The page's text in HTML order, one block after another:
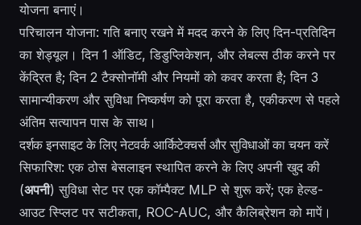
योजना बनाएं।
परिचालन योजना: गति बनाए रखने में मदद करने के लिए दिन-प्रतिदिन
का शेड्यूल। दिन 1 ऑडिट, डिडुप्लिकेशन, और लेबल्स ठीक करने पर
केंद्रित है; दिन 2 टैक्सोनॉमी और नियमों को कवर करता है; दिन 3
सामान्यीकरण और सुविधा निष्कर्षण को पूरा करता है, एकीकरण से पहले
अंतिम सत्यापन पास के साथ।
दर्शक इनसाइट के लिए नेटवर्क आर्किटेक्चर्स और सुविधाओं का चयन करें
सिफारिश: एक ठोस बेसलाइन स्थापित करने के लिए अपनी खुद की
(अपनी) सुविधा सेट पर एक कॉम्पैक्ट MLP से शुरू करें; एक हेल्ड-
आउट स्प्लिट पर सटीकता, ROC-AUC, और कैलिब्रेशन को मापें।